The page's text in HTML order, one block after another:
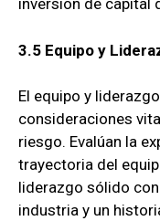
inversión de capital
3.5 Equipo y
El equipo y
consideraciones
riesgo. Evalúan la
trayectoria del
liderazgo sólido
industria y un